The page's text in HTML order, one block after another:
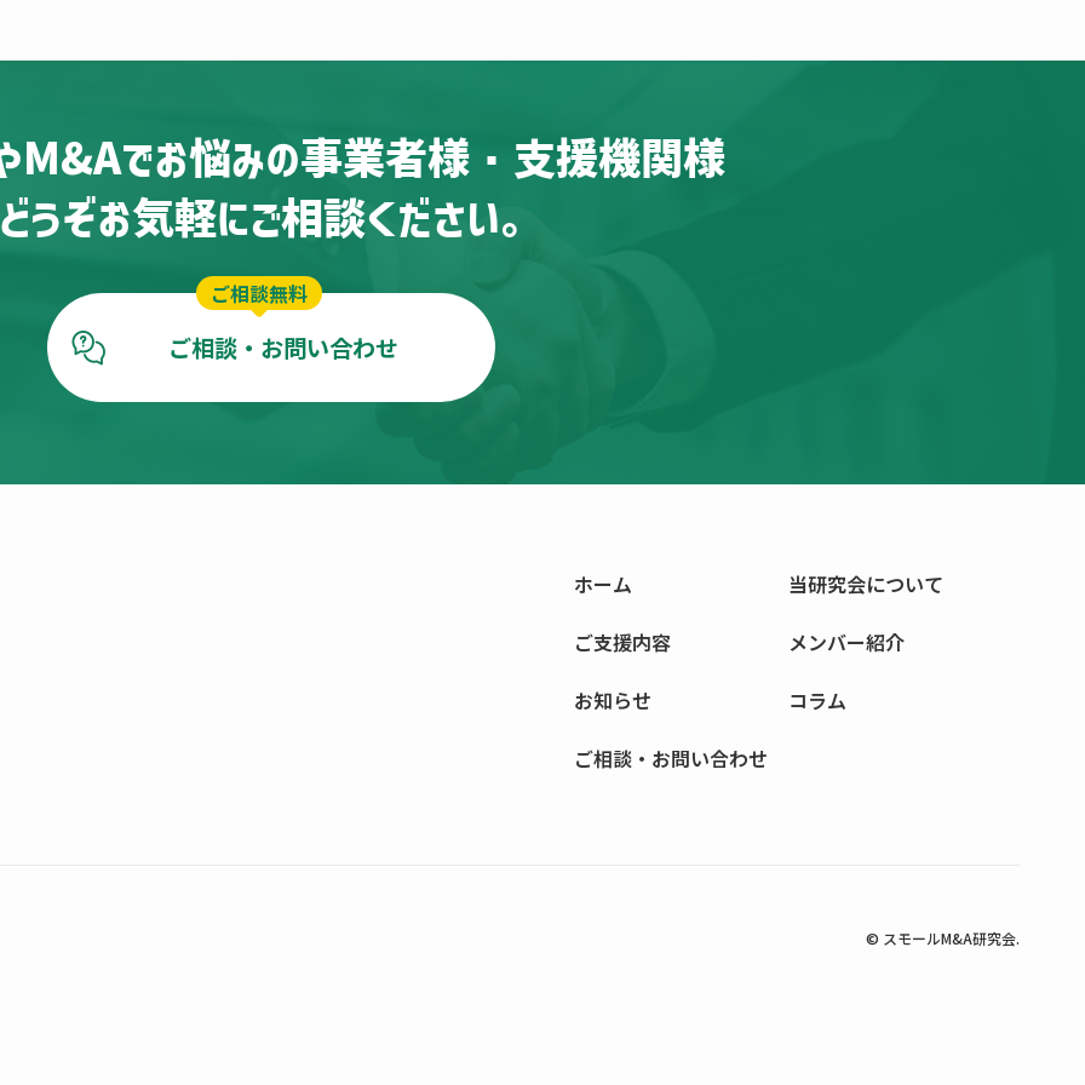
M&Aでお悩みの事業者様・支援機関様
どうぞお気軽にご相談ください。
ご相談無料
ご相談・お問い合わせ
ホーム 当研究会について
ご支援内容
メンバー紹介
お知らせ
コラム
ご相談・お問い合わせ
© スモールM&A研究会.